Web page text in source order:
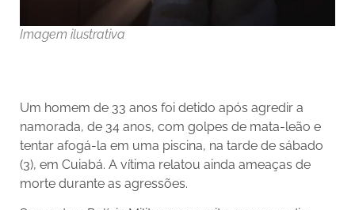
Imagem ilustrativa
Um homem de 33 anos foi detido após agredir a
namorada, de 34 anos, com golpes de mata-leão e
tentar afogá-la em uma piscina, na tarde de sábado
(3), em Cuiabá. A vítima relatou ainda ameaças de
morte durante as agressões.